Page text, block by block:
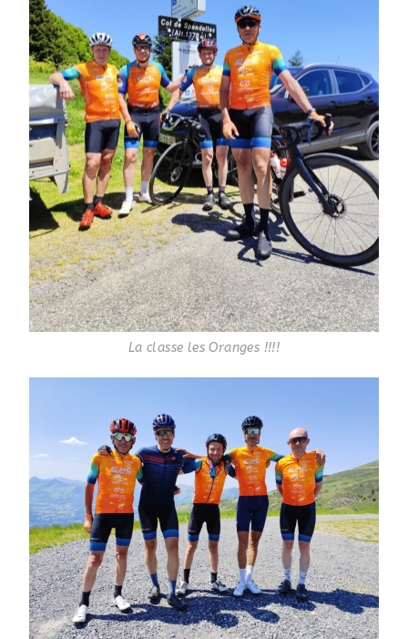
La classe les Oranges !!!!